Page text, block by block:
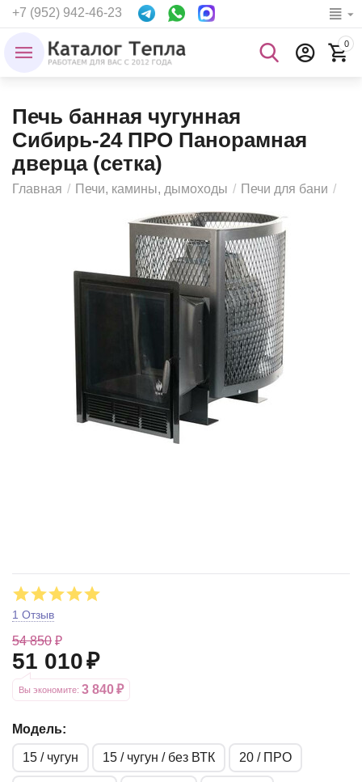
+7 (952) 942-46-23
0
Печь банная чугунная
Сибирь-24 ПРО Панорамная
дверца (сетка)
Главная / Печи, камины, дымоходы / Печи для бани /
1 Отзыв
54 850 ₽
51 010₽
Вы экономите: 3 840₽
Модель:
15 / чугун 15 / чугун / без ВТК 20 / ПРО